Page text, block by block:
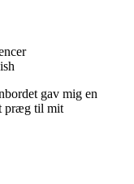
gav mig en
præg til mit